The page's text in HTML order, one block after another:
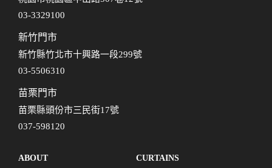
03-3329100
新竹門市
新竹縣竹北市十興路一段299號
03-5506310
苗栗門市
苗栗縣頭份市三民街17號
037-598120
ABOUT CURTAINS